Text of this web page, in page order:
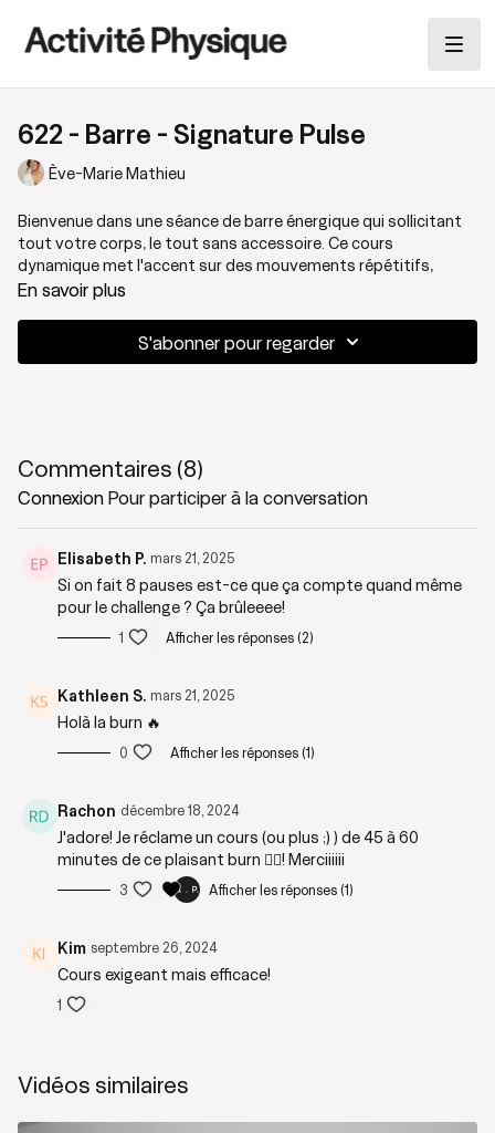
622 - Barre - Signature Pulse
Ève-Marie Mathieu
Bienvenue dans une séance de barre énergique qui sollicitant
tout votre corps, le tout sans accessoire. Ce cours
dynamique met l'accent sur des mouvements répétitifs,
intensifiant chaque exercice pour un maximum d'efficacité.
Niveau : 2+
Zones sollicitées : Corps complet : oblique, fessiers, triceps.
Playlist suggérée :Crazy Pulse
En savoir plus
S'abonner pour regarder
Commentaires (8)
Connexion Pour participer à la conversation
Elisabeth P. mars 21, 2025
Si on fait 8 pauses est-ce que ça compte quand même
pour le challenge ? Ça brûleeee!
1 Afficher les réponses (2)
Kathleen S. mars 21, 2025
Holà la burn 🔥
0 Afficher les réponses (1)
Rachon décembre 18, 2024
J'adore! Je réclame un cours (ou plus ;) ) de 45 à 60
minutes de ce plaisant burn ❤️‍🔥! Merciiiiii
3 Afficher les réponses (1)
Kim septembre 26, 2024
Cours exigeant mais efficace!
1
Vidéos similaires